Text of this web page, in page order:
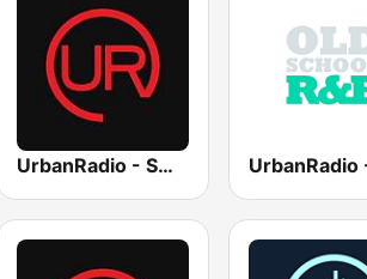
UrbanRadio - Smooth R&B